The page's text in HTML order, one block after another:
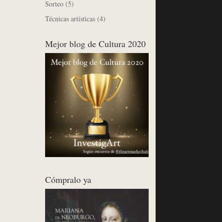
Sorteo (5)
Técnicas artísticas (4)
Mejor blog de Cultura 2020
Cómpralo ya